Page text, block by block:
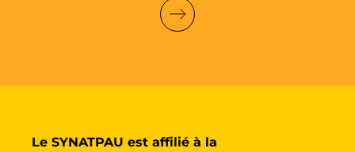
Le SYNATPAU est affilié à la